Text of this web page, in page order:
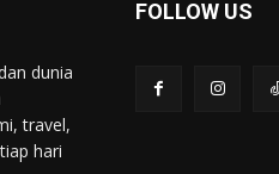
dunia
travel,
hari
FOLLOW US